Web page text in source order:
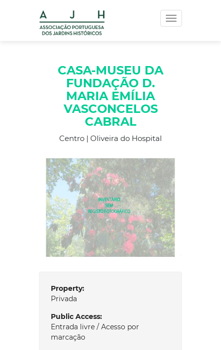
Toggle
navigation
CASA-MUSEU DA
FUNDAÇÃO D.
MARIA EMÍLIA
VASCONCELOS
CABRAL
Centro | Oliveira do Hospital
Property:
Privada
Public Access:
Entrada livre / Acesso por
marcação